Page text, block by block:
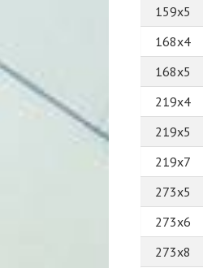
159х5
168х4
168х5
219х4
219х5
219х7
273х5
273х6
273х8